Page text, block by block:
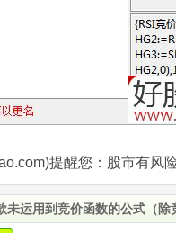
提醒您：股市有风
未运用到竞价函数的公式（除